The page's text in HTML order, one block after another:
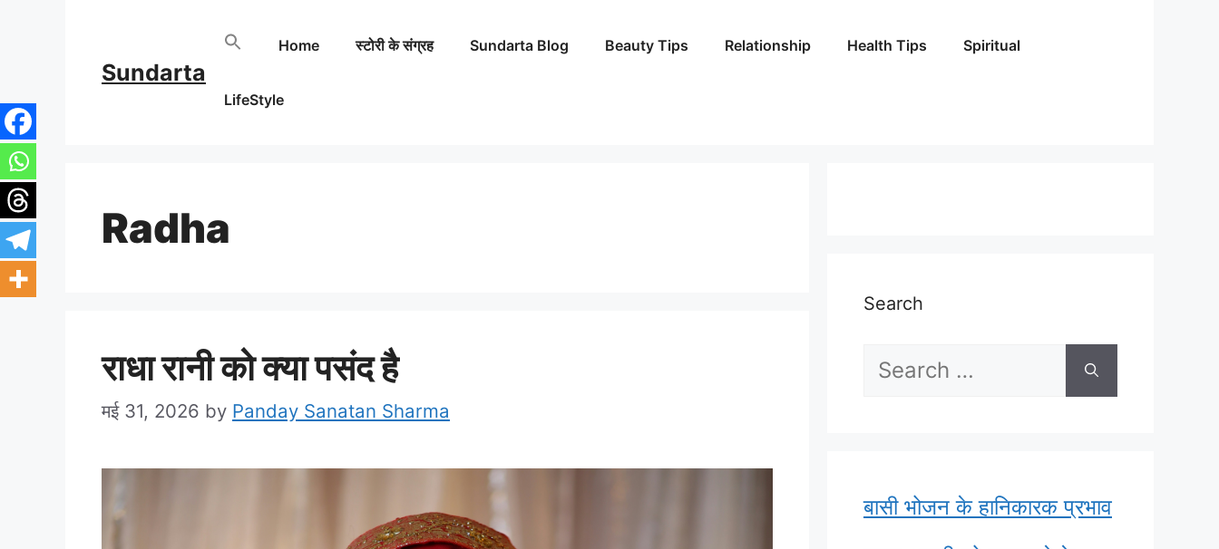
content
Sundarta
Home स्टोरी के संग्रह Sundarta Blog Beauty Tips Relationship Health Tips Spiritual
LifeStyle
Radha
राधा रानी को क्या पसंद है
मई 31, 2026 by Panday Sanatan Sharma
Search
Search
बासी भोजन के हानिकारक प्रभाव